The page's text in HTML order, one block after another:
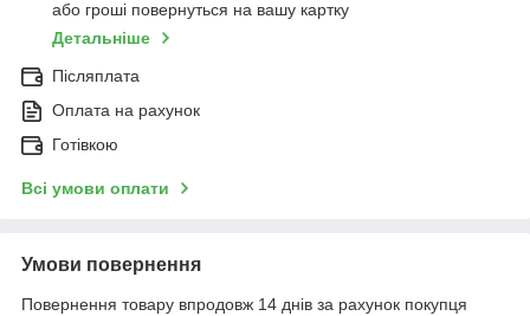
або гроші повернуться на вашу картку
Детальніше
Післяплата
Оплата на рахунок
Готівкою
Всі умови оплати
Умови повернення
Повернення товару впродовж 14 днів за рахунок покупця